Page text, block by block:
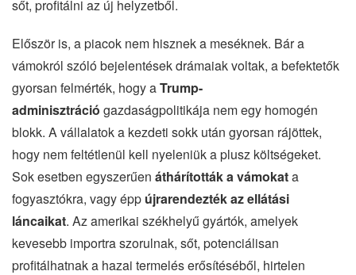
sőt, profitálni az új helyzetből.
Először is, a piacok nem hisznek a meséknek. Bár a
vámokról szóló bejelentések drámaiak voltak, a befektetők
gyorsan felmérték, hogy aTrump-
adminisztráció gazdaságpolitikája nem egy homogén
blokk. A vállalatok a kezdeti sokk után gyorsan rájöttek,
hogy nem feltétlenül kell nyeleniük a plusz költségeket.
Sok esetben egyszerűen áthárították a vámokata
fogyasztókra, vagy épp újrarendezték az ellátási
láncaikat. Az amerikai székhelyű gyártók, amelyek
kevesebb importra szorulnak, sőt, potenciálisan
profitálhatnak a hazai termelés erősítéséből, hirtelen